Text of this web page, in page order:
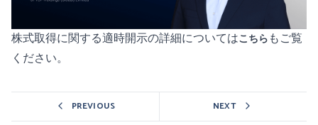
株式取得に関する適時開示の詳細についてはこちらもご覧
ください。
PREVIOUS NEXT